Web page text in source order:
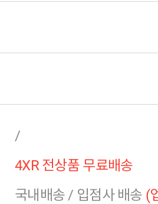
/
4XR 전상품 무료배송
국내배송 / 입점사 배송 (